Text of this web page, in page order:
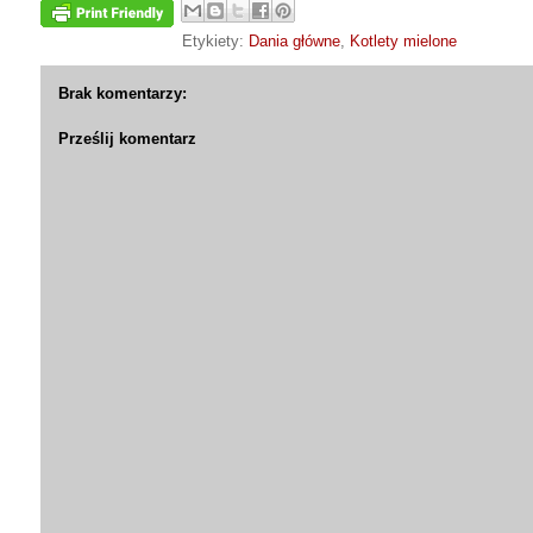
Etykiety: Dania główne, Kotlety mielone
Brak komentarzy:
Prześlij komentarz